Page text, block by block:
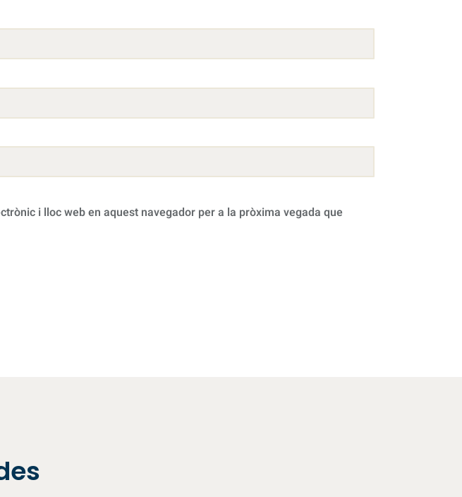
i lloc web en aquest navegador per a la pròxima vegada que